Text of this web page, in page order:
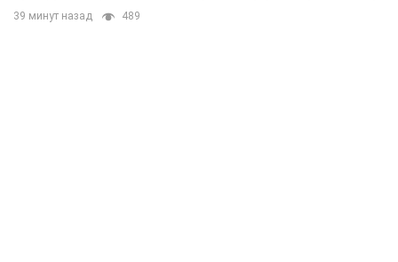
39 минут назад 489